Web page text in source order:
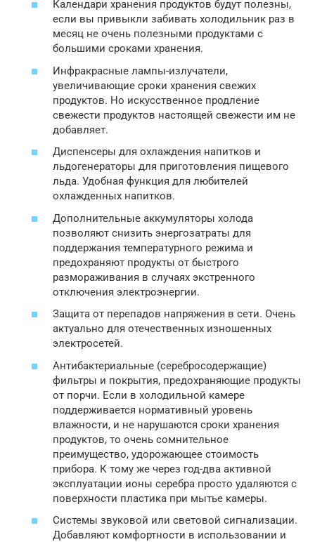
Календари хранения продуктов будут полезны,
если вы привыкли забивать холодильник раз в
месяц не очень полезными продуктами с
большими сроками хранения.
Инфракрасные лампы-излучатели,
увеличивающие сроки хранения свежих
продуктов. Но искусственное продление
свежести продуктов настоящей свежести им не
добавляет.
Диспенсеры для охлаждения напитков и
льдогенераторы для приготовления пищевого
льда. Удобная функция для любителей
охлажденных напитков.
Дополнительные аккумуляторы холода
позволяют снизить энергозатраты для
поддержания температурного режима и
предохраняют продукты от быстрого
размораживания в случаях экстренного
отключения электроэнергии.
Защита от перепадов напряжения в сети. Очень
актуально для отечественных изношенных
электросетей.
Антибактериальные (серебросодержащие)
фильтры и покрытия, предохраняющие продукты
от порчи. Если в холодильной камере
поддерживается нормативный уровень
влажности, и не нарушаются сроки хранения
продуктов, то очень сомнительное
преимущество, удорожающее стоимость
прибора. К тому же через год-два активной
эксплуатации ионы серебра просто удаляются с
поверхности пластика при мытье камеры.
Системы звуковой или световой сигнализации.
Добавляют комфортности в использовании и